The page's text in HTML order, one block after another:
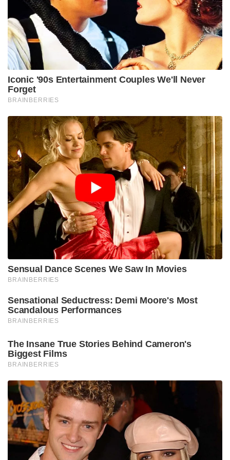
തമ്പിയുണ്ടോ വിടുന്നു. ഒഴിച്ചവന്റെ മുഖത്തേക്ക് തന്നെ
മദ്യം തുപ്പിക്കൊടുത്തു. അവൻ തമ്പിയെ അടിച്ചു. തമ്പി
സകല ശക്തിയുമെടുത്ത് തിരിച്ചടിച്ചു. ഒടുവിൽ
മദ്യക്കുപ്പി തറയിൽ അടിച്ച് പൊട്ടിച്ചിട്ട് മുറിയിൽ
നിന്നിറങ്ങി ഓടി. ഹോസ്റ്റലിൽ നിന്ന് ദൂരെ കിടന്നുറങ്ങി.
പിറ്റേന്ന് സഹവാസികളുടെ പ്ലാൻ വേറെ ഒന്നായിരുന്നു.
കൊണ്ടുപോകാനായിരുന്നു തീരുമാനം. ഒരു മലയാളി
വിദ്യാർത്ഥിയാണ് ഇത് തമ്പിയെ രഹസ്യമായി
അറിയിച്ചത്. ഇനി ഇവിടെ പഠിക്കുന്നില്ലെന്ന്
തീരുമാനിച്ച് തമ്പി പെട്ടിയെടുത്ത് സ്ഥലം
വിടുകയായിരുന്നു. അങ്ങനെ പോയി കോടമ്പാക്കത്തെ
കോളേജിൽ ചേർന്നാണ് ശ്രീകുമാരൻ തമ്പി തന്റെ
എഞ്ചിനീയറിംഗ് പഠനം വിജയകരമായി
പൂർത്തിയാക്കിയത്.
#SreekumaranThampi #autobiography
#ജീവിതം‌ഒരുപെൻഡുലം
Tags: VIRAL Sreekumaran thambi story